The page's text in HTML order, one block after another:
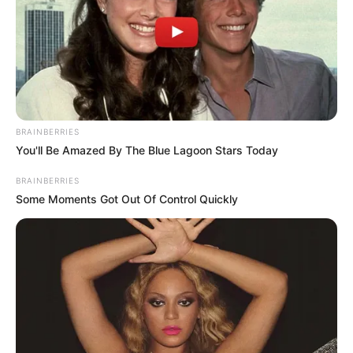
Leer más:Pico y placa solidario para este puente festivo:
horarios y restricciones
BRAINBERRIES
You'll Be Amazed By The Blue Lagoon Stars Today
BRAINBERRIES
Some Moments Got Out Of Control Quickly